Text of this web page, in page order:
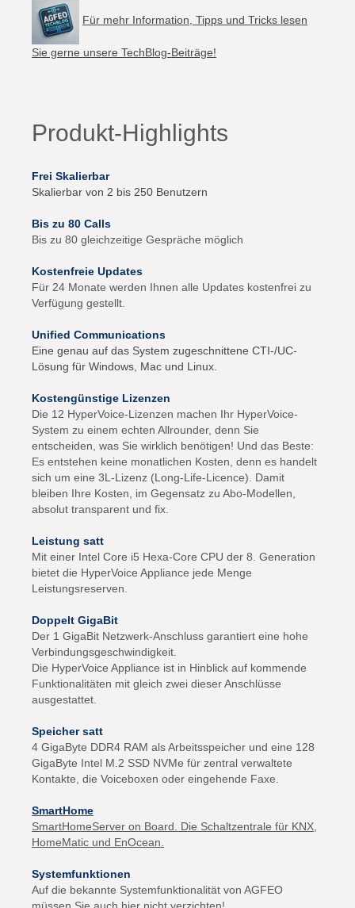
Für mehr Information, Tipps und Tricks lesen
Sie gerne unsere TechBlog-Beiträge!
Produkt-Highlights
Frei Skalierbar
Skalierbar von 2 bis 250 Benutzern
Bis zu 80 Calls
Bis zu 80 gleichzeitige Gespräche möglich
Kostenfreie Updates
Für 24 Monate werden Ihnen alle Updates kostenfrei zu
Verfügung gestellt.
Unified Communications
Eine genau auf das System zugeschnittene CTI-/UC-
Lösung für Windows, Mac und Linux.
Kostengünstige Lizenzen
Die 12 HyperVoice-Lizenzen machen Ihr HyperVoice-
System zu einem echten Allrounder, denn Sie
entscheiden, was Sie wirklich benötigen! Und das Beste:
Es entstehen keine monatlichen Kosten, denn es handelt
sich um eine 3L-Lizenz (Long-Life-Licence). Damit
bleiben Ihre Kosten, im Gegensatz zu Abo-Modellen,
absolut transparent und fix.
Leistung satt
Mit einer Intel Core i5 Hexa-Core CPU der 8. Generation
bietet die HyperVoice Appliance jede Menge
Leistungsreserven.
Doppelt GigaBit
Der 1 GigaBit Netzwerk-Anschluss garantiert eine hohe
Verbindungsgeschwindigkeit.
Die HyperVoice Appliance ist in Hinblick auf kommende
Funktionalitäten mit gleich zwei dieser Anschlüsse
ausgestattet.
Speicher satt
4 GigaByte DDR4 RAM als Arbeitsspeicher und eine 128
GigaByte Intel M.2 SSD NVMe für zentral verwaltete
Kontakte, die Voiceboxen oder eingehende Faxe.
SmartHome
SmartHomeServer on Board. Die Schaltzentrale für KNX,
HomeMatic und EnOcean.
Systemfunktionen
Auf die bekannte Systemfunktionalität von AGFEO